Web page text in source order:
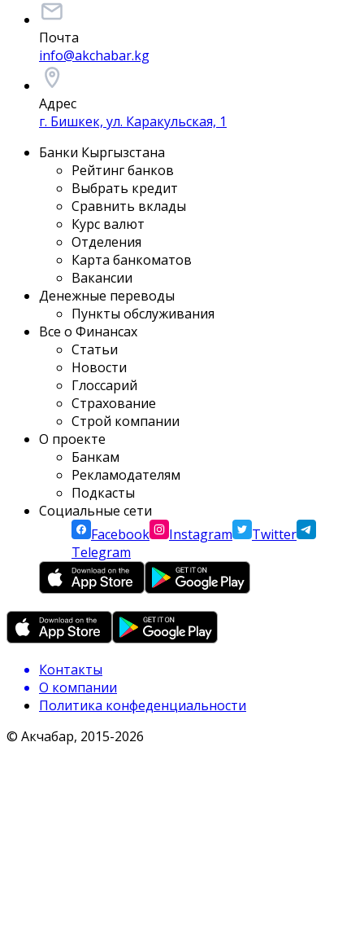
Почта
info@akchabar.kg
Адрес
г. Бишкек, ул. Каракульская, 1
Банки Кыргызстана
Рейтинг банков
Выбрать кредит
Сравнить вклады
Курс валют
Отделения
Карта банкоматов
Вакансии
Денежные переводы
Пункты обслуживания
Все о Финансах
Статьи
Новости
Глоссарий
Страхование
Строй компании
О проекте
Банкам
Рекламодателям
Подкасты
Социальные сети
Facebook
Instagram
Twitter
Telegram
Контакты
О компании
Политика конфеденциальности
© Акчабар, 2015-2026